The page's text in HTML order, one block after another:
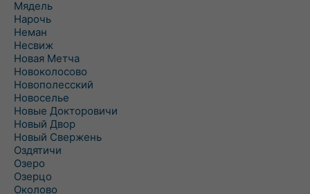
Мядель
Нарочь
Неман
Несвиж
Новая Метча
Новоколосово
Новополесский
Новоселье
Новые Докторовичи
Новый Двор
Новый Свержень
Оздятичи
Озеро
Озерцо
Околово